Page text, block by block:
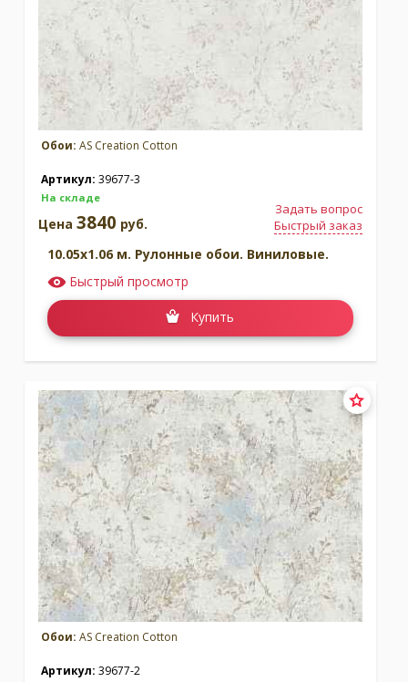
Обои: AS Creation Cotton
Артикул: 39677-3
На складе
Задать вопрос
Быстрый заказ
Цена 3840 руб.
10.05x1.06 м. Рулонные обои. Виниловые.
Быстрый просмотр
Купить
Обои: AS Creation Cotton
Артикул: 39677-2